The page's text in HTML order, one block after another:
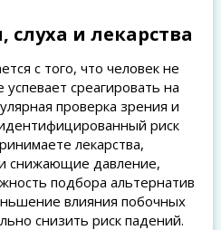
слуха и лекарства
с того, что человек не
среагировать на
проверка зрения и
риск
лекарства,
снижающие давление,
подбора альтернатив
влияния побочных
снизить риск падений.